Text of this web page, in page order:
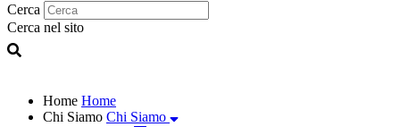
Cerca
Cerca nel sito
Home Home
Chi Siamo Chi Siamo